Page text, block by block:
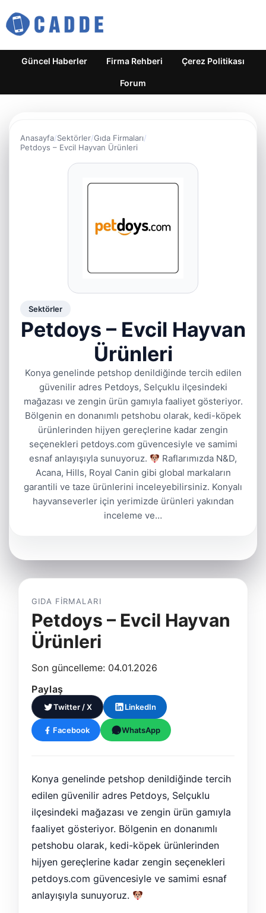
Güncel Haberler Firma Rehberi Çerez Politikası
Forum
Anasayfa Sektörler Gıda Firmaları
Petdoys – Evcil Hayvan Ürünleri
Sektörler
Petdoys – Evcil Hayvan
Ürünleri
Konya genelinde petshop denildiğinde tercih edilen
güvenilir adres Petdoys, Selçuklu ilçesindeki
mağazası ve zengin ürün gamıyla faaliyet gösteriyor.
Bölgenin en donanımlı petshobu olarak, kedi-köpek
ürünlerinden hijyen gereçlerine kadar zengin
seçenekleri petdoys.com güvencesiyle ve samimi
esnaf anlayışıyla sunuyoruz.
Raflarımızda N&D,
Acana, Hills, Royal Canin gibi global markaların
garantili ve taze ürünlerini inceleyebilirsiniz. Konyalı
hayvanseverler için yerimizde ürünleri yakından
inceleme ve…
GIDA FIRMALARI
Petdoys – Evcil Hayvan
Ürünleri
Son güncelleme: 04.01.2026
Paylaş
Twitter / X LinkedIn
Facebook WhatsApp
Konya genelinde petshop denildiğinde tercih
edilen güvenilir adres Petdoys, Selçuklu
ilçesindeki mağazası ve zengin ürün gamıyla
faaliyet gösteriyor. Bölgenin en donanımlı
petshobu olarak, kedi-köpek ürünlerinden
hijyen gereçlerine kadar zengin seçenekleri
petdoys.com güvencesiyle ve samimi esnaf
anlayışıyla sunuyoruz.